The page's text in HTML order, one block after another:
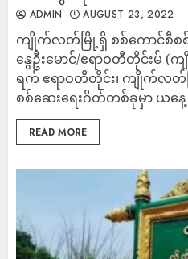
ADMIN AUGUST 23, 2022
ကျိုက်လတ်မြို့ရှိ စစ်ကောင်စီစစ်
နွေဦးမောင်/ဧရာဝတီတိုင်းမ်
ရက် ဧရာဝတီတိုင်း၊ ကျိုက်လ
စစ်ဆေးရေးဂိတ်တစ်ခုမှာ ယန
READ MORE